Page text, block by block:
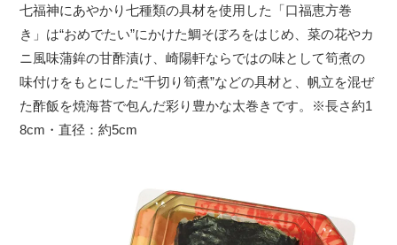
七福神にあやかり七種類の具材を使用した「口福恵方巻
き」は“おめでたい”にかけた鯛そぼろをはじめ、菜の花やカ
ニ風味蒲鉾の甘酢漬け、崎陽軒ならではの味として筍煮の
味付けをもとにした“千切り筍煮”などの具材と、帆立を混ぜ
た酢飯を焼海苔で包んだ彩り豊かな太巻きです。※長さ約1
8cm・直径：約5cm